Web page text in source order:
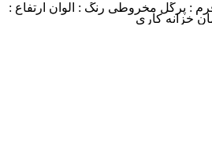
: پرگل مخروطی رنگ : الوان ارتفاع :